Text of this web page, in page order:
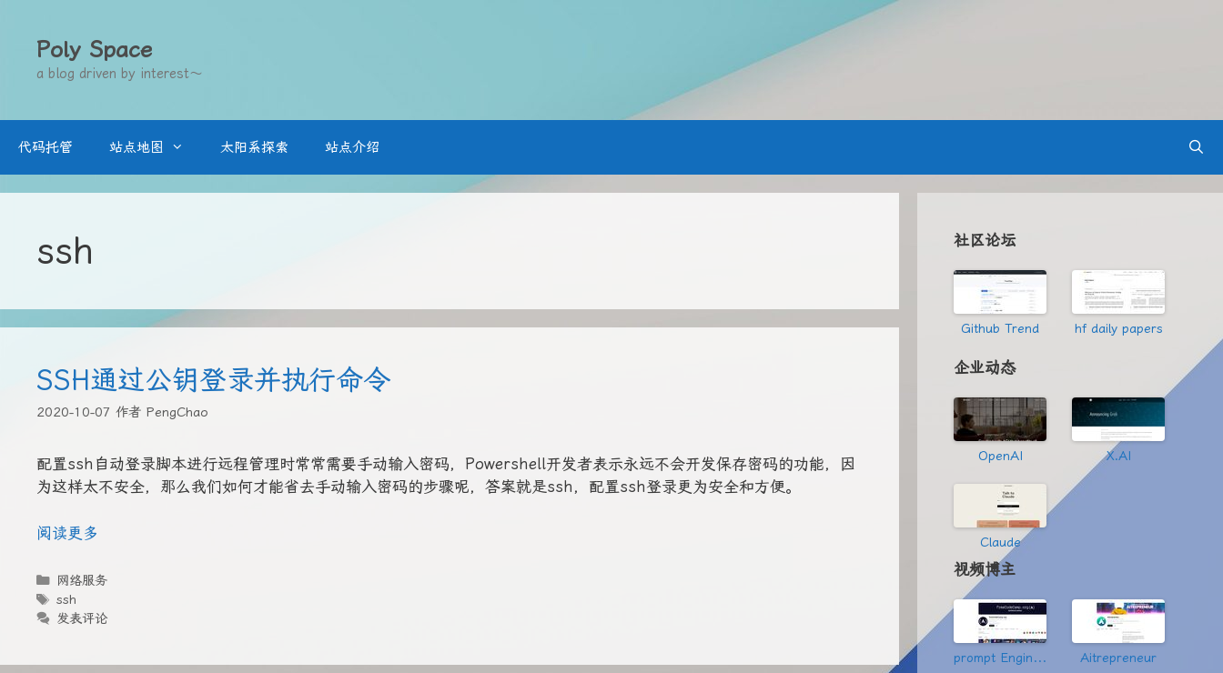
Poly Space
a blog driven by interest～
代码托管 站点地图 太阳系探索 站点介绍
ssh
SSH通过公钥登录并执行命令
2020-10-07 作者 PengChao
配置ssh自动登录脚本进行远程管理时常常需要手动输入密码，Powershell开发者表示永远不会开发保存密码的功能，因
为这样太不安全，那么我们如何才能省去手动输入密码的步骤呢，答案就是ssh，配置ssh登录更为安全和方便。
阅读更多
分
类
网络服务
标
签
ssh
发表评论
社区论坛
Github Trend hf daily papers
企业动态
OpenAI X.AI
Claude
视频博主
prompt Engineering Aitrepreneur